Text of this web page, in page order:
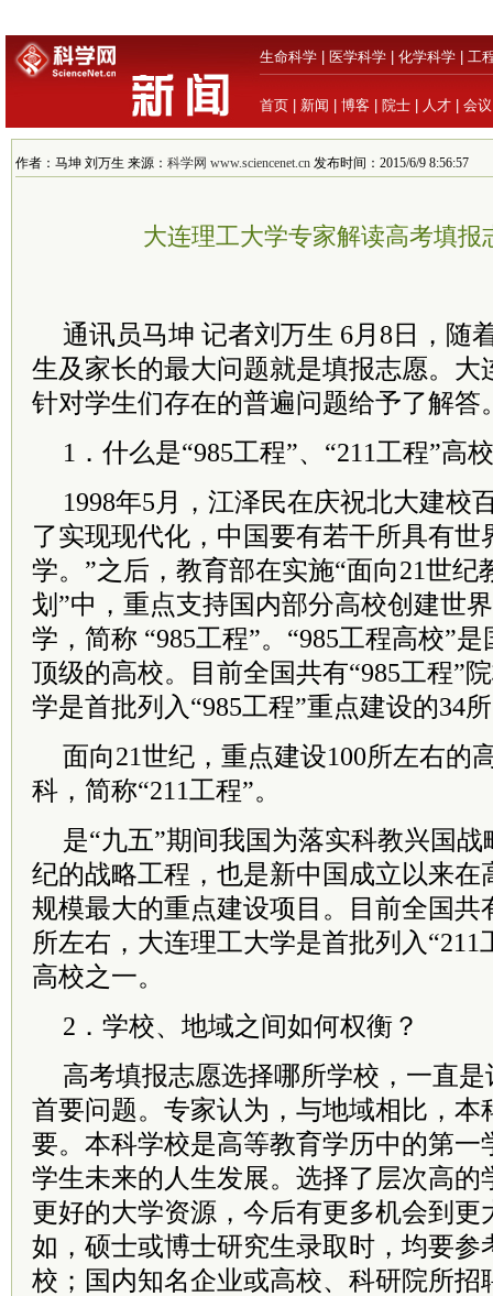
生命科学 医学科学 化学科学 工
首页 新闻 博客 院士 人才 会议
作者：马坤 刘万生 来源： 科学网 www.sciencenet.cn 发布时间：2015/6/9 8:56:57
大连理工大学专家解读高考填报
通讯员马坤 记者刘万生 6月8日，随
生及家长的最大问题就是填报志愿。大
针对学生们存在的普遍问题给予了解答
1．什么是“985工程”、“211工程”高
1998年5月，江泽民在庆祝北大建校
了实现现代化，中国要有若干所具有世
学。”之后，教育部在实施“面向21世纪
划”中，重点支持国内部分高校创建世
学，简称 “985工程”。“985工程高校”
顶级的高校。目前全国共有“985工程”
学是首批列入“985工程”重点建设的34
面向21世纪，重点建设100所左右的
科，简称“211工程”。
是“九五”期间我国为落实科教兴国
纪的战略工程，也是新中国成立以来在
规模最大的重点建设项目。目前全国共
所左右，大连理工大学是首批列入“211
高校之一。
2．学校、地域之间如何权衡？
高考填报志愿选择哪所学校，一直
首要问题。专家认为，与地域相比，本
要。本科学校是高等教育学历中的第一
学生未来的人生发展。选择了层次高的
更好的大学资源，今后有更多机会到更
如，硕士或博士研究生录取时，均要参
校；国内知名企业或高校、科研院所招